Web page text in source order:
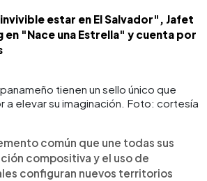
estar en El Salvador", Jafet
en "Nace una Estrella" y cuenta por
tienen un sello único que
a elevar su imaginación. Foto: cortesía
común que une todas sus
compositiva y el uso de
configuran nuevos territorios